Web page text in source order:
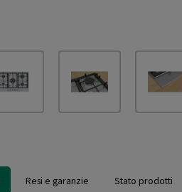
Resi e garanzie Stato prodotti